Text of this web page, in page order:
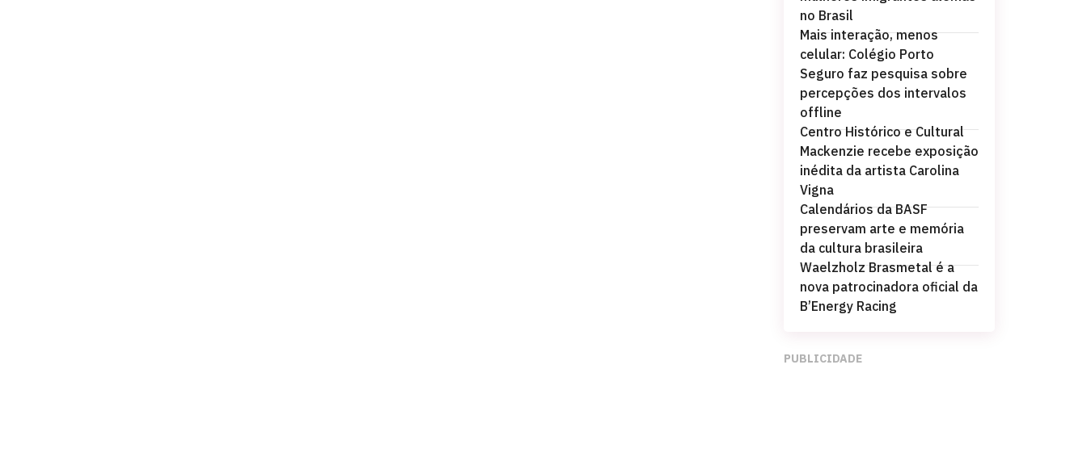
no Brasil
Mais interação, menos
celular: Colégio Porto
Seguro faz pesquisa sobre
percepções dos intervalos
offline
Centro Histórico e Cultural
Mackenzie recebe exposição
inédita da artista Carolina
Vigna
Calendários da BASF
preservam arte e memória
da cultura brasileira
Waelzholz Brasmetal é a
nova patrocinadora oficial da
B’Energy Racing
PUBLICIDADE